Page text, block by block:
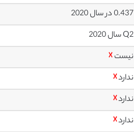
0.437 در سال 2020
Q2 سال 2020
نیست☓
ندارد☓
ندارد☓
ندارد☓